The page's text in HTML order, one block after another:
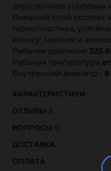
двухслойное усиление
Внешний слой состоит
термопластика,
износу, маслам и
Рабочее давление 325
Рабочая температура
Внутренний диаметр -
ХАРАКТЕРИСТИКИ
ОТЗЫВЫ 5
ВОПРОСЫ 0
ДОСТАВКА
ОПЛАТА